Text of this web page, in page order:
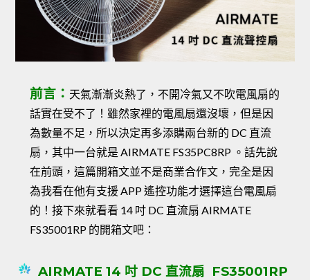
前言： 天氣漸漸炎熱了，不開冷氣又不吹電風扇的
話實在受不了！雖然家裡的電風扇還沒壞，但是因
為數量不足，所以決定再多添購兩台新的 DC 直流
扇，其中一台就是 AIRMATE FS35PC8RP 。話先說
在前頭，這篇開箱文並不是商業合作文，完全是因
為我看在他有支援 APP 遙控功能才選擇這台電風扇
的！接下來就看看 14 吋 DC 直流扇 AIRMATE
FS35001RP 的開箱文吧：
AIRMATE 14 吋 DC 直流扇 FS35001RP